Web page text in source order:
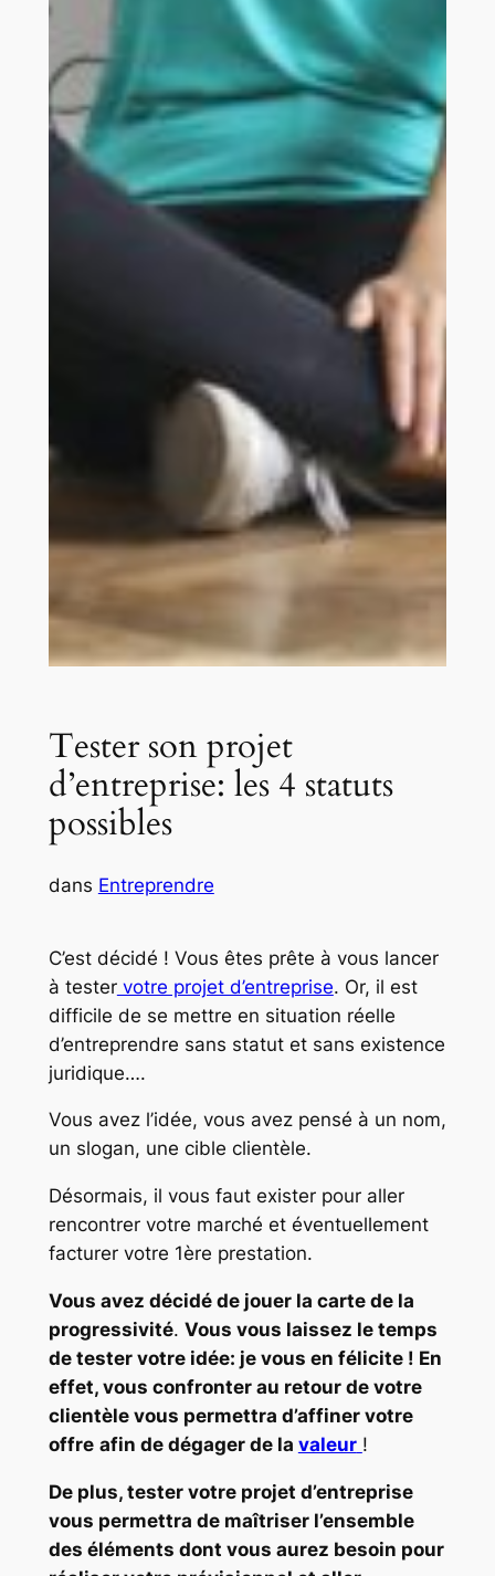
Tester son projet
d’entreprise: les 4 statuts
possibles
dans Entreprendre
C’est décidé ! Vous êtes prête à vous lancer
à testervotre projet d’entreprise. Or, il est
difficile de se mettre en situation réelle
d’entreprendre sans statut et sans existence
juridique….
Vous avez l’idée, vous avez pensé à un nom,
un slogan, une cible clientèle.
Désormais, il vous faut exister pour aller
rencontrer votre marché et éventuellement
facturer votre 1ère prestation.
Vous avez décidé de jouer la carte de la
progressivité. Vous vous laissez le temps
de tester votre idée: je vous en félicite ! En
effet, vous confronter au retour de votre
clientèle vous permettra d’affiner votre
offre afin de dégager de la valeur !
De plus, tester votre projet d’entreprise
vous permettra de maîtriser l’ensemble
des éléments dont vous aurez besoin pour